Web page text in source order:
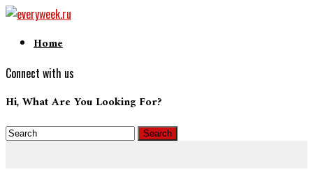
Home
Connect with us
Hi, What Are You Looking For?